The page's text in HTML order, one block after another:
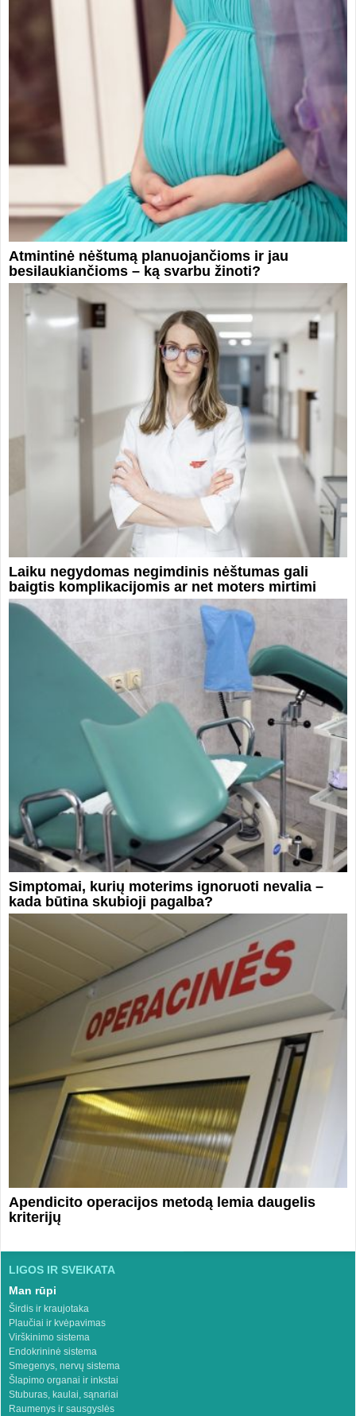
Atmintinė nėštumą planuojančioms ir jau
besilaukiančioms – ką svarbu žinoti?
Laiku negydomas negimdinis nėštumas gali
baigtis komplikacijomis ar net moters mirtimi
Simptomai, kurių moterims ignoruoti nevalia –
kada būtina skubioji pagalba?
Apendicito operacijos metodą lemia daugelis
kriterijų
LIGOS IR SVEIKATA
Man rūpi
Širdis ir kraujotaka
Plaučiai ir kvėpavimas
Virškinimo sistema
Endokrininė sistema
Smegenys, nervų sistema
Šlapimo organai ir inkstai
Stuburas, kaulai, sąnariai
Raumenys ir sausgyslės